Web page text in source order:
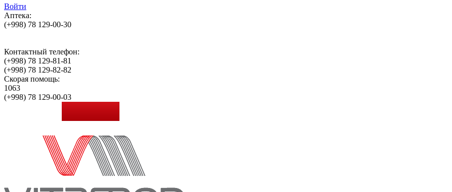
Войти
Аптека:
(+998) 78 129-00-30
Контактный телефон:
(+998) 78 129-81-81
(+998) 78 129-82-82
Скорая помощь:
1063
(+998) 78 129-00-03